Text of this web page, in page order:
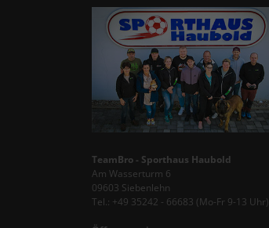
TeamBro - Sporthaus Haubold
Am Wasserturm 6
09603 Siebenlehn
Tel.: +49 35242 - 66683 (Mo-Fr 9-13 Uhr)